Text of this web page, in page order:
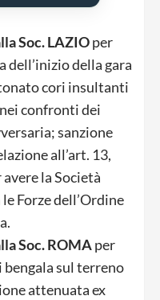
Soc. LAZIOper
dell’inizio della gara
cori insultanti
confronti dei
sanzione
all’art. 13,
la Società
Forze dell’Ordine
Soc. ROMAper
bengala sul terreno
attenuata ex